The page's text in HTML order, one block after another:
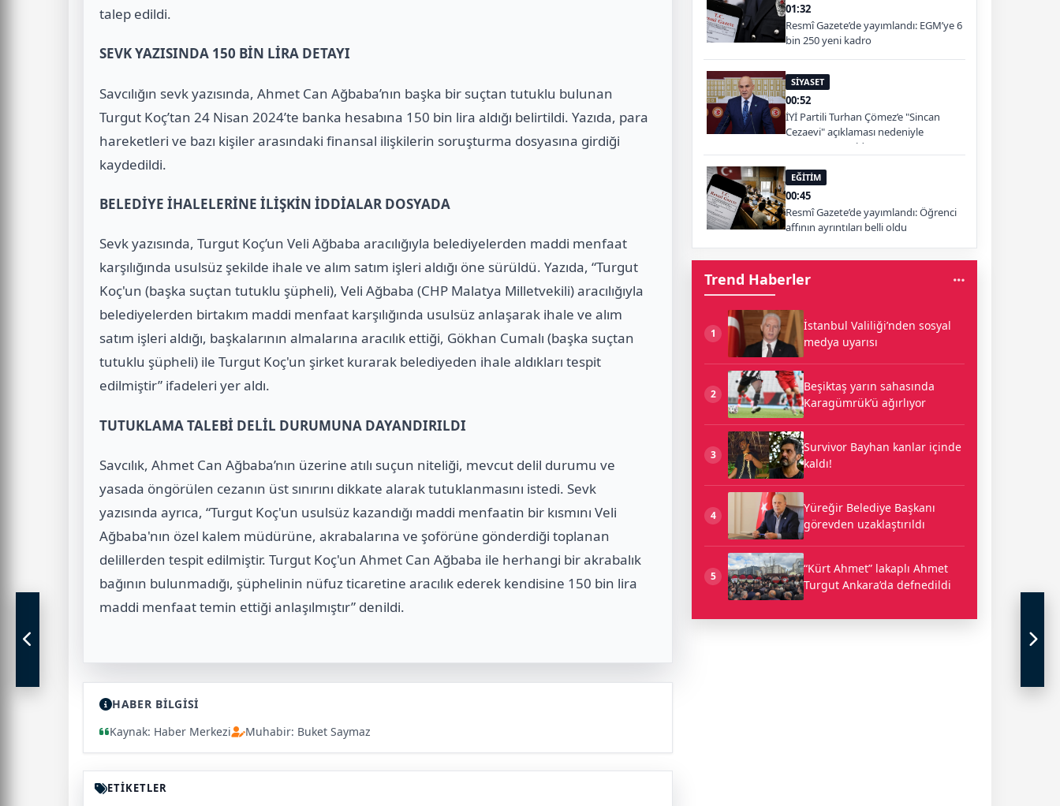
talep edildi.
SEVK YAZISINDA 150 BİN LİRA DETAYI
Savcılığın sevk yazısında, Ahmet Can Ağbaba’nın başka bir suçtan tutuklu bulunan
Turgut Koç’tan 24 Nisan 2024’te banka hesabına 150 bin lira aldığı belirtildi. Yazıda, para
hareketleri ve bazı kişiler arasındaki finansal ilişkilerin soruşturma dosyasına girdiği
kaydedildi.
BELEDİYE İHALELERİNE İLİŞKİN İDDİALAR DOSYADA
Sevk yazısında, Turgut Koç’un Veli Ağbaba aracılığıyla belediyelerden maddi menfaat
karşılığında usulsüz şekilde ihale ve alım satım işleri aldığı öne sürüldü. Yazıda, “Turgut
Koç'un (başka suçtan tutuklu şüpheli), Veli Ağbaba (CHP Malatya Milletvekili) aracılığıyla
belediyelerden birtakım maddi menfaat karşılığında usulsüz anlaşarak ihale ve alım
satım işleri aldığı, başkalarının almalarına aracılık ettiği, Gökhan Cumalı (başka suçtan
tutuklu şüpheli) ile Turgut Koç'un şirket kurarak belediyeden ihale aldıkları tespit
edilmiştir” ifadeleri yer aldı.
TUTUKLAMA TALEBİ DELİL DURUMUNA DAYANDIRILDI
Savcılık, Ahmet Can Ağbaba’nın üzerine atılı suçun niteliği, mevcut delil durumu ve
yasada öngörülen cezanın üst sınırını dikkate alarak tutuklanmasını istedi. Sevk
yazısında ayrıca, “Turgut Koç'un usulsüz kazandığı maddi menfaatin bir kısmını Veli
Ağbaba'nın özel kalem müdürüne, akrabalarına ve şoförüne gönderdiği toplanan
delillerden tespit edilmiştir. Turgut Koç'un Ahmet Can Ağbaba ile herhangi bir akrabalık
bağının bulunmadığı, şüphelinin nüfuz ticaretine aracılık ederek kendisine 150 bin lira
maddi menfaat temin ettiği anlaşılmıştır” denildi.
HABER BİLGİSİ
Kaynak: Haber Merkezi
Muhabir: Buket Saymaz
ETİKETLER
01:32
Resmî Gazete’de yayımlandı: EGM’ye 6
bin 250 yeni kadro
SİYASET
00:52
İYİ Partili Turhan Çömez’e "Sincan
Cezaevi" açıklaması nedeniyle
soruşturma açıldı
EĞİTİM
00:45
Resmî Gazete’de yayımlandı: Öğrenci
affının ayrıntıları belli oldu
Trend Haberler
1
İstanbul Valiliği’nden sosyal
medya uyarısı
2
Beşiktaş yarın sahasında
Karagümrük’ü ağırlıyor
3
Survivor Bayhan kanlar içinde
kaldı!
4
Yüreğir Belediye Başkanı
görevden uzaklaştırıldı
5
“Kürt Ahmet” lakaplı Ahmet
Turgut Ankara’da defnedildi